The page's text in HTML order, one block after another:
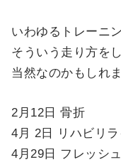
いわゆるトレーニ
そういう走り方を
当然なのかもしれ
2月12日 骨折
4月 2日 リハビリラ
4月29日 フレッシ